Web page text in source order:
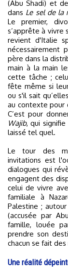
(Abu Shadi) et
dans Le sel de la
Le premier,
s’apprête à vivre
revient d'Italie
nécessairement
père dans la
main à la main
cette tâche ;
fête même si
ou s'il sait
au contexte pour
C’est pour
Wajib, qui signifie
laissé tel quel.
Le tour des
invitations est
dialogues qui
engagent des
celui de vivre
familiale à
Palestine ;
(accusée par
famille, louée
prendre son
chacun se fait
Une réalité